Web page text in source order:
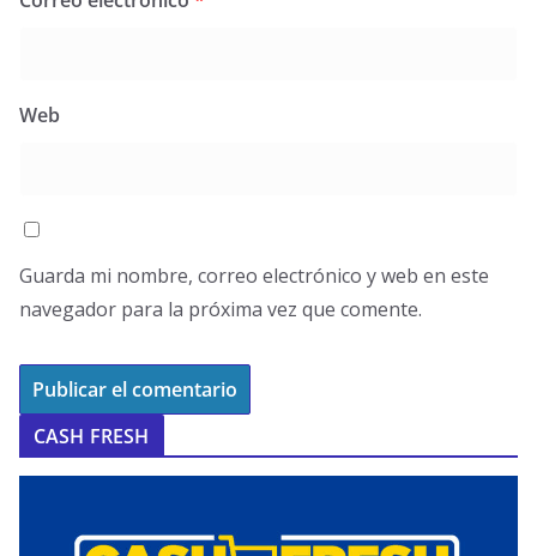
Web
Guarda mi nombre, correo electrónico y web en este
navegador para la próxima vez que comente.
CASH FRESH